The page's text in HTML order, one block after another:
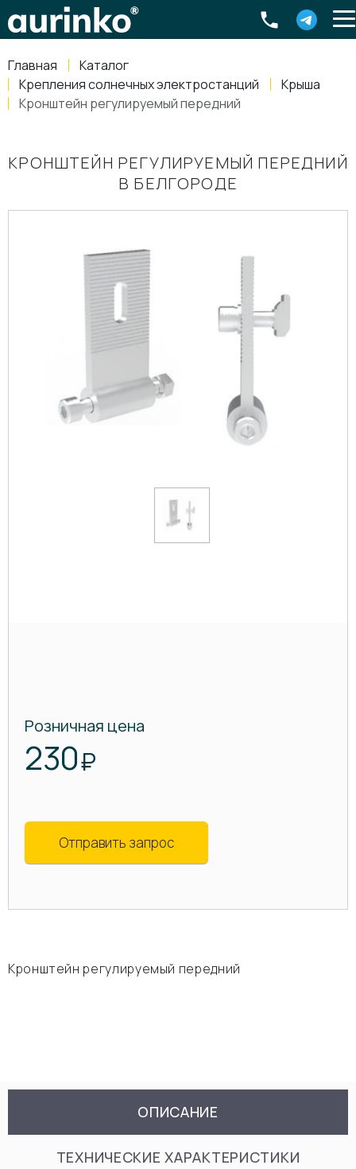
Главная
Каталог
Крепления солнечных электростанций
Крыша
Кронштейн регулируемый передний
КРОНШТЕЙН РЕГУЛИРУЕМЫЙ ПЕРЕДНИЙ
В БЕЛГОРОДЕ
Розничная цена
230₽
Отправить запрос
Кронштейн регулируемый передний
ОПИСАНИЕ
ТЕХНИЧЕСКИЕ ХАРАКТЕРИСТИКИ
Россия, Свердловская область Екатеринбург ,
8-800-770-79-40